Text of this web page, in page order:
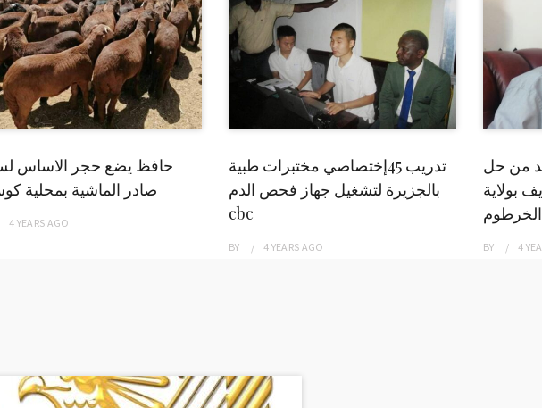
حافظ يضع حجر الاساس
صادر الماشية بمحلية
4 YEARS AGO
تدريب 45إختصاصي مختبرات طبية
بالجزيرة لتشغيل جهاز فحص الدم
cbc
BY 4 YEARS AGO
من حل
بولاية
الخرطوم
BY 4